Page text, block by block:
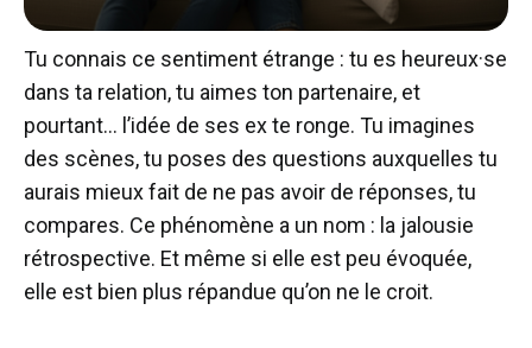
Tu connais ce sentiment étrange : tu es heureux·se
dans ta relation, tu aimes ton partenaire, et
pourtant… l’idée de ses ex te ronge. Tu imagines
des scènes, tu poses des questions auxquelles tu
aurais mieux fait de ne pas avoir de réponses, tu
compares. Ce phénomène a un nom : la jalousie
rétrospective. Et même si elle est peu évoquée,
elle est bien plus répandue qu’on ne le croit.